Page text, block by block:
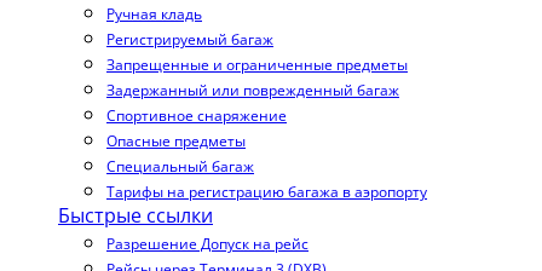
Ручная кладь
Регистрируемый багаж
Запрещенные и ограниченные предметы
Задержанный или поврежденный багаж
Спортивное снаряжение
Опасные предметы
Специальный багаж
Тарифы на регистрацию багажа в аэропорту
Быстрые ссылки
Разрешение Допуск на рейс